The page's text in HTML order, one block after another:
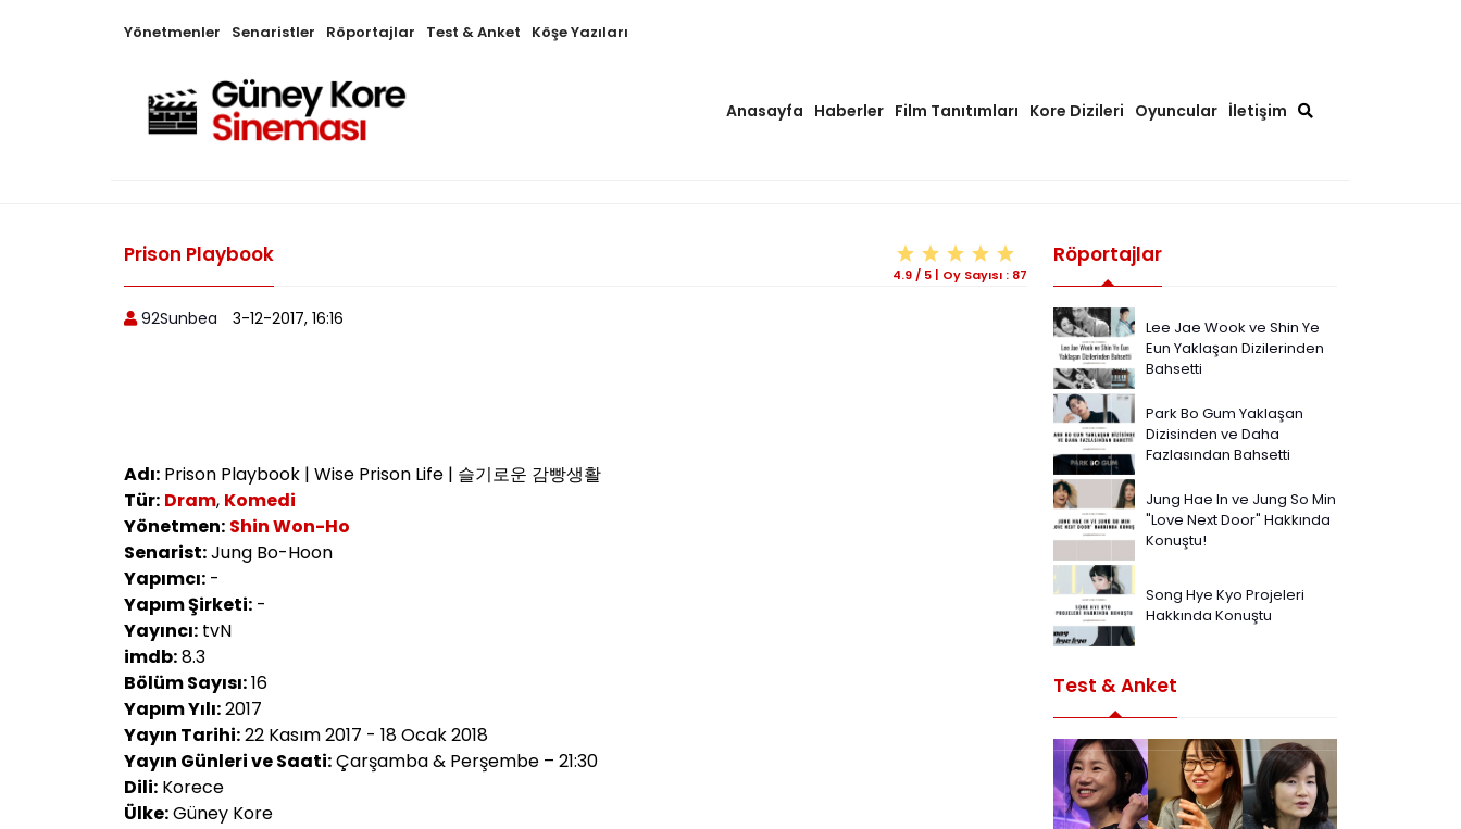
Yönetmenler Senaristler Röportajlar Test & Anket Köşe Yazıları
Anasayfa Haberler Film Tanıtımları Kore Dizileri Oyuncular İletişim
Prison Playbook
4.9 / 5 | Oy Sayısı : 87
92Sunbea 3-12-2017, 16:16
Adı: Prison Playbook | Wise Prison Life | 슬기로운 감빵생활
Tür: Dram, Komedi
Yönetmen: Shin Won-Ho
Senarist:Jung Bo-Hoon
Yapımcı: -
Yapım Şirketi: -
Yayıncı: tvN
imdb:8.3
Bölüm Sayısı:16
Yapım Yılı:2017
Yayın Tarihi:22 Kasım 2017 - 18 Ocak 2018
Yayın Günleri ve Saati:Çarşamba & Perşembe – 21:30
Dili: Korece
Ülke:Güney Kore
Röportajlar
Lee Jae Wook ve Shin Ye
Eun Yaklaşan Dizilerinden
Bahsetti
Park Bo Gum Yaklaşan
Dizisinden ve Daha
Fazlasından Bahsetti
Jung Hae In ve Jung So Min
"Love Next Door" Hakkında
Konuştu!
Song Hye Kyo Projeleri
Hakkında Konuştu
Test & Anket